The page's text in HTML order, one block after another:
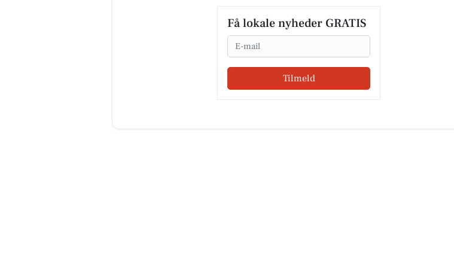
Få lokale nyheder GRATIS
Email
Tilmeld